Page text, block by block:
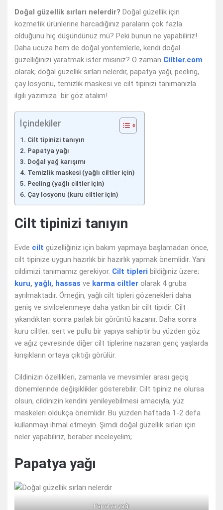
Doğal güzellik sırları nelerdir? Doğal güzellik için
kozmetik ürünlerine harcadığınız paraların çok fazla
olduğunu hiç düşündünüz mü? Peki bunun ne yapabiliriz!
Daha ucuza hem de doğal yöntemlerle, kendi doğal
güzelliğinizi yaratmak ister misiniz? O zaman Ciltler.com
olarak; doğal güzellik sırları nelerdir, papatya yağı, peeling,
çay losyonu, temizlik maskesi ve cilt tipinizi tanımanızla
ilgili yazımıza bir göz atalım!
İçindekiler
Cilt tipinizi tanıyın
Papatya yağı
Doğal yağ karışımı
Temizlik maskesi (yağlı ciltler için)
Peeling (yağlı ciltler için)
Çay losyonu (kuru ciltler için)
Cilt tipinizi tanıyın
Evde cilt güzelliğiniz için bakım yapmaya başlamadan önce,
cilt tipinize uygun hazırlık bir hazırlık yapmak önemlidir. Yani
cildimizi tanımamız gerekiyor. Cilt tipleri bildiğiniz üzere;
kuru, yağlı, hassas ve karma ciltler olarak 4 gruba
ayrılmaktadır. Örneğin, yağlı cilt tipleri gözenekleri daha
geniş ve sivilcelenmeye daha yatkın bir cilt tipidir. Cilt
yıkandıktan sonra parlak bir görüntü kazanır. Daha sonra
kuru ciltler; sert ve pullu bir yapıya sahiptir bu yüzden göz
ve ağız çevresinde diğer cilt tiplerine nazaran genç yaşlarda
kırışıkların ortaya çıktığı görülür.
Cildinizin özellikleri, zamanla ve mevsimler arası geçiş
dönemlerinde değişiklikler gösterebilir. Cilt tipiniz ne olursa
olsun, cildinizin kendini yenileyebilmesi amacıyla, yüz
maskeleri oldukça önemlidir. Bu yüzden haftada 1-2 defa
kullanmayı ihmal etmeyin. Şimdi doğal güzellik sırları için
neler yapabiliriz, beraber inceleyelim;
Papatya yağı
Papatya yağı